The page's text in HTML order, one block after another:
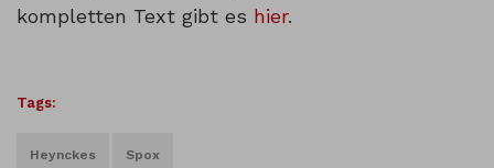
kompletten Text gibt es hier.
Tags:
Heynckes Spox